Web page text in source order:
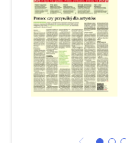
metody kasowej
Czy trzeba czekać na
odliczyć VAT z faktury
Czy klient może żądać
faktury uproszczonej